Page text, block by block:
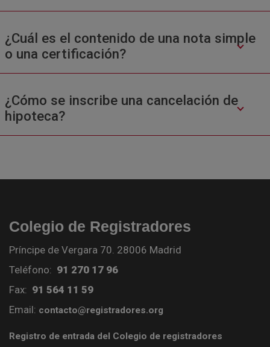
¿Cuál es el contenido de una nota simple
o una certificación?
¿Cómo se inscribe una cancelación de
hipoteca?
Colegio de Registradores
Príncipe de Vergara 70. 28006 Madrid
Teléfono: 91 270 17 96
Fax: 91 564 11 59
Email: contacto@registradores.org
Registro de entrada del Colegio de registradores